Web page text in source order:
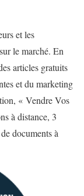
et les
sur le marché. En
articles gratuits
et du marketing
« Vendre Vos
à distance, 3
documents à